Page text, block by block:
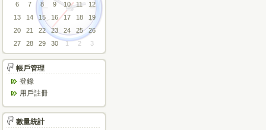
6
7 8 9 10 11
12
13
14 15 16 17 18
19
20
21 22 23 24 25
26
27
28 29 30 1 2 3
帳戶管理
登錄
用戶註冊
數量統計